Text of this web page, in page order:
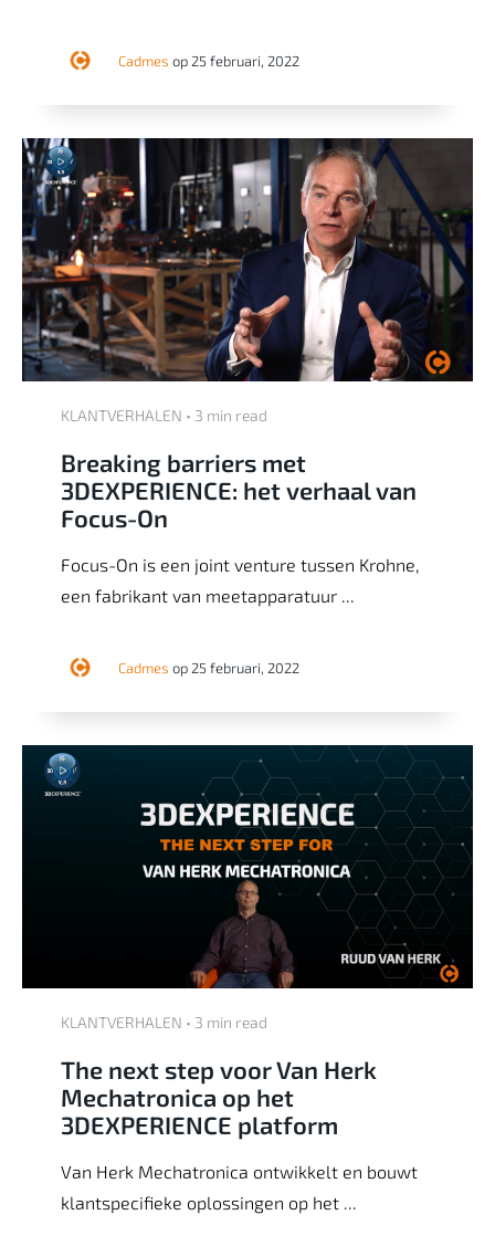
Cadmes op 25 februari, 2022
KLANTVERHALEN • 3 min read
Breaking barriers met
3DEXPERIENCE: het verhaal van
Focus-On
Focus-On is een joint venture tussen Krohne,
een fabrikant van meetapparatuur ...
Cadmes op 25 februari, 2022
KLANTVERHALEN • 3 min read
The next step voor Van Herk
Mechatronica op het
3DEXPERIENCE platform
Van Herk Mechatronica ontwikkelt en bouwt
klantspecifieke oplossingen op het ...